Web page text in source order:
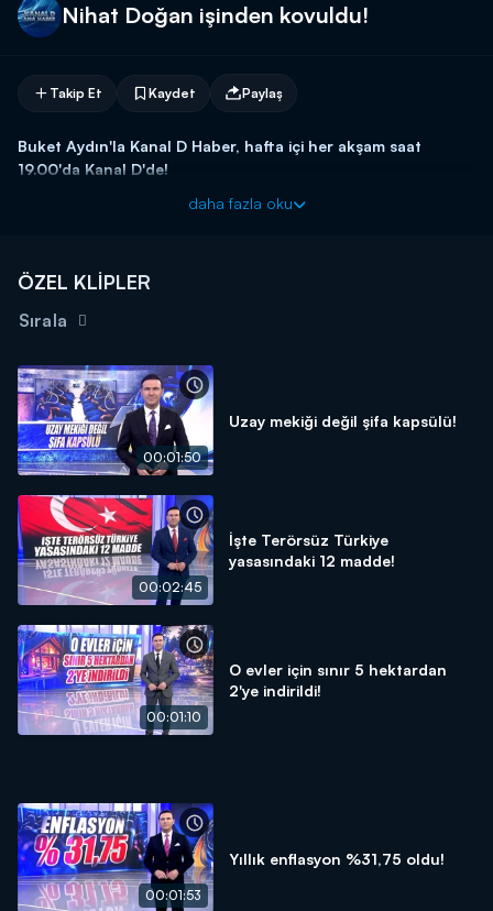
Nihat Doğan işinden kovuldu!
Takip Et Kaydet Paylaş
Buket Aydın'la Kanal D Haber, hafta içi her akşam saat
19.00'da Kanal D'de!
daha fazla oku
ÖZEL KLİPLER
Sırala
00:01:50
Uzay mekiği değil şifa kapsülü!
00:02:45
İşte Terörsüz Türkiye
yasasındaki 12 madde!
00:01:10
O evler için sınır 5 hektardan
2'ye indirildi!
00:01:53
Yıllık enflasyon %31,75 oldu!